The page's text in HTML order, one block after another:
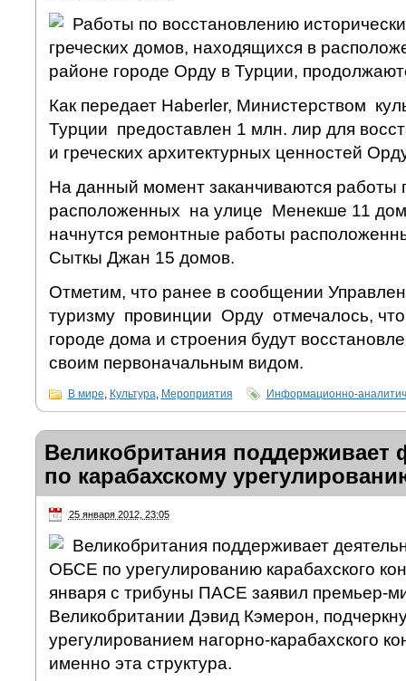
Работы по восстановлению
греческих домов, находящихся в
районе городе Орду в Турции,
Как передает Haberler, Министерством
Турции предоставлен 1 млн. лир для
и греческих архитектурных ценностей
На данный момент заканчиваются работы
расположенных на улице Менекше 11
начнутся ремонтные работы
Сыткы Джан 15 домов.
Отметим, что ранее в сообщении
туризму провинции Орду отмечалось,
городе дома и строения будут
своим первоначальным видом.
В мире, Культура, Мероприятия Информационно-
Великобритания
по карабахскому
25 января 2012, 23:05
Великобритания поддерживает
ОБСЕ по урегулированию карабахского
января с трибуны ПАСЕ заявил премьер-
Великобритании Дэвид Кэмерон,
урегулированием нагорно-карабахского
именно эта структура.